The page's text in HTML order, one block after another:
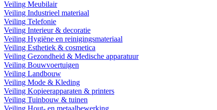
Veiling Meubilair
Veiling Industrieel materiaal
Veiling Telefonie
Veiling Interieur & decoratie
Veiling Hygiëne en reinigingsmateriaal
Veiling Esthetiek & cosmetica
Veiling Gezondheid & Medische apparatuur
Veiling Bouwvoertuigen
Veiling Landbouw
Veiling Mode & Kleding
Veiling Kopieerapparaten & printers
Veiling Tuinbouw & tuinen
Veiling Hout- en metaalbewerking